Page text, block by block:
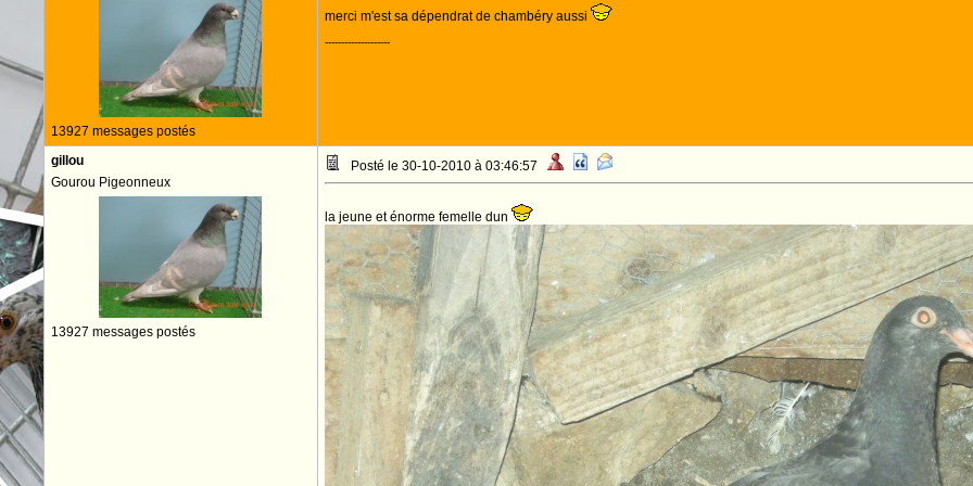
13927 messages postés
merci m'est sa dépendrat de chambéry aussi
--------------------
gillou
Gourou Pigeonneux
13927 messages postés
Posté le 30-10-2010 à 03:46:57
la jeune et énorme femelle dun